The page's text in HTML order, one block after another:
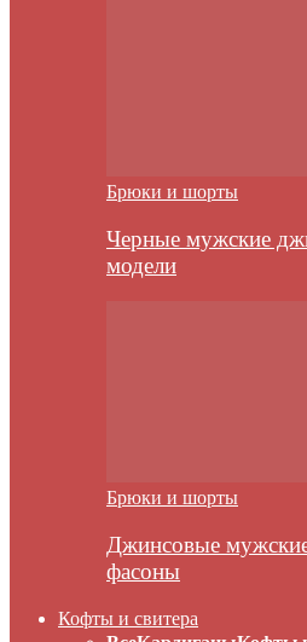
Брюки и шорты
Черные мужские
модели
Брюки и шорты
Джинсовые
фасоны
Кофты и свитера